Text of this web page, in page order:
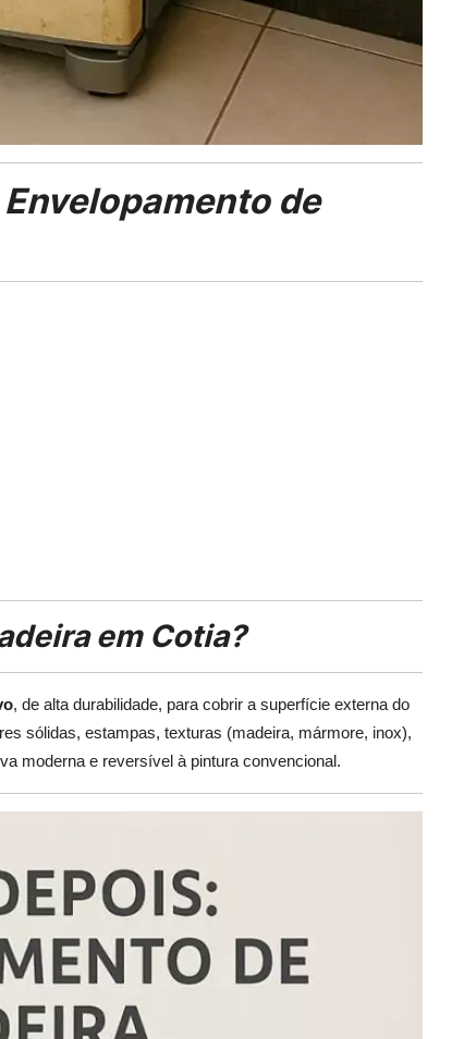
de
em Cotia?
, de alta durabilidade, para cobrir a superfície externa do
sólidas, estampas, texturas (madeira, mármore, inox),
moderna e reversível à pintura convencional.